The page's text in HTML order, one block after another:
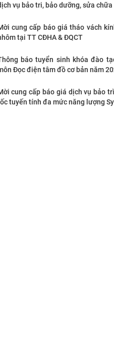
vụ bảo tri, bảo dưỡng, sửa chữa
cung cấp báo giá tháo vách
tại TT CĐHA & ĐQCT
báo tuyển sinh khóa đào
Đọc điện tâm đồ cơ bản năm
cung cấp báo giá dịch vụ bảo
tuyến tính đa mức năng lượng